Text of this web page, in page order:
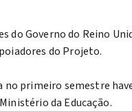
Governo do Reino
do Projeto.
no primeiro semestre
da Educação.